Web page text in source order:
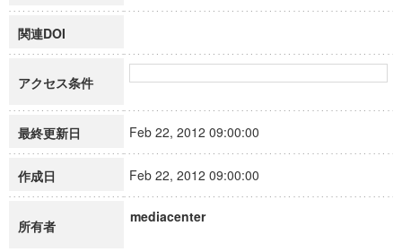
関連DOI
アクセス条件
最終更新日 Feb 22, 2012 09:00:00
作成日 Feb 22, 2012 09:00:00
所有者
mediacenter